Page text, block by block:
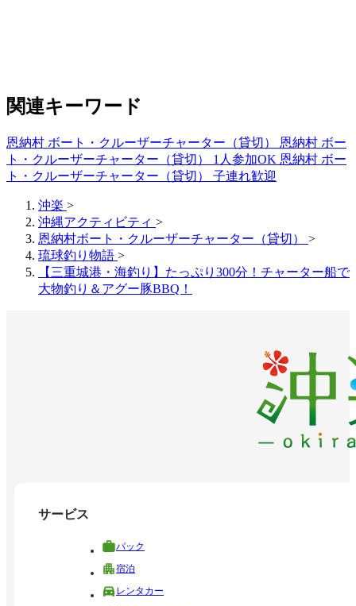
関連キーワード
恩納村 ボート・クルーザーチャーター（貸切） 恩納村 ボー
ト・クルーザーチャーター（貸切） 1人参加OK 恩納村 ボー
ト・クルーザーチャーター（貸切） 子連れ歓迎
沖楽 >
沖縄アクティビティ >
恩納村ボート・クルーザーチャーター（貸切） >
琉球釣り物語 >
【三重城港・海釣り】たっぷり300分！チャーター船で
大物釣り＆アグー豚BBQ！
サービス
パック
宿泊
レンタカー